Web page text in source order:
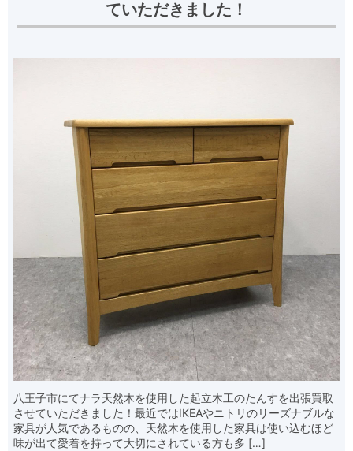
ていただきました！
八王子市にてナラ天然木を使用した起立木工のたんすを出張買取
させていただきました！最近ではIKEAやニトリのリーズナブルな
家具が人気であるものの、天然木を使用した家具は使い込むほど
味が出て愛着を持って大切にされている方も多 […]